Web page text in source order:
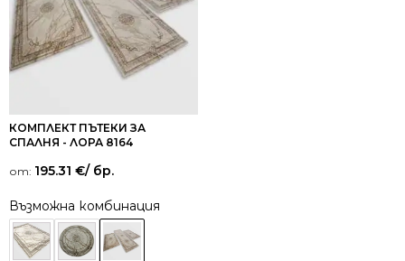
КОМПЛЕКТ ПЪТЕКИ ЗА
СПАЛНЯ - ЛОРА 8164
от: 195.31 €/ бр.
Възможна комбинация